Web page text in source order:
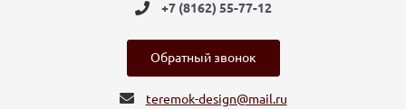
+7 (8162) 55-77-12
Обратный звонок
teremok-design@mail.ru